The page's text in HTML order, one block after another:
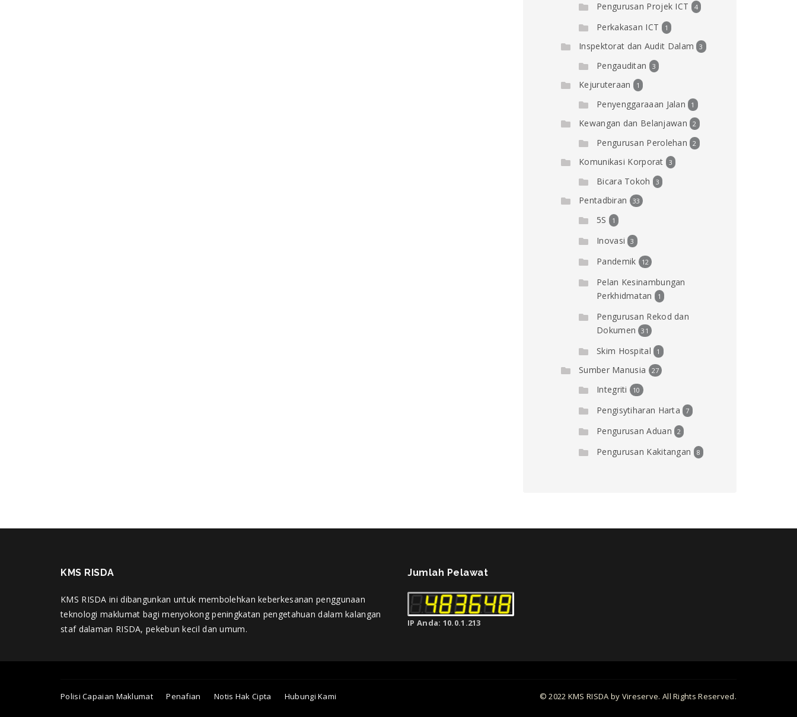
Pengurusan Projek ICT 4
Perkakasan ICT 1
Inspektorat dan Audit Dalam 3
Pengauditan 3
Kejuruteraan 1
Penyenggaraaan Jalan 1
Kewangan dan Belanjawan 2
Pengurusan Perolehan 2
Komunikasi Korporat 3
Bicara Tokoh 3
Pentadbiran 33
5S 1
Inovasi 3
Pandemik 12
Pelan Kesinambungan
Perkhidmatan
1
Pengurusan Rekod dan
Dokumen
31
Skim Hospital 1
Sumber Manusia 27
Integriti 10
Pengisytiharan Harta 7
Pengurusan Aduan 2
Pengurusan Kakitangan 8
KMS RISDA
KMS RISDA ini dibangunkan untuk membolehkan keberkesanan penggunaan
teknologi maklumat bagi menyokong peningkatan pengetahuan dalam kalangan
staf dalaman RISDA, pekebun kecil dan umum.
Jumlah Pelawat
IP Anda: 10.0.1.213
Polisi Capaian Maklumat Penafian Notis Hak Cipta Hubungi Kami © 2022 KMS RISDA by Vireserve. All Rights Reserved.